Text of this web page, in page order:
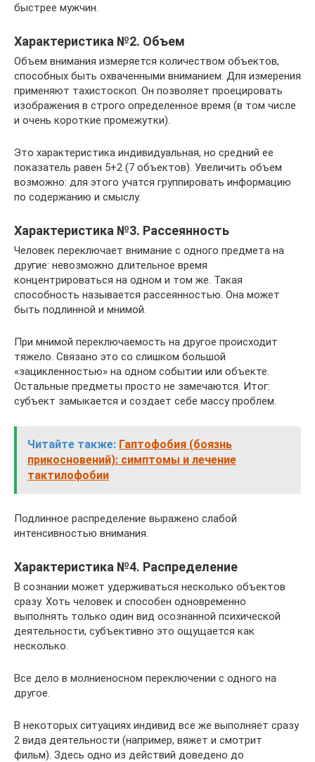
быстрее мужчин.
Характеристика №2. Объем
Объем внимания измеряется количеством объектов,
способных быть охваченными вниманием. Для измерения
применяют тахистоскоп. Он позволяет проецировать
изображения в строго определенное время (в том числе
и очень короткие промежутки).
Это характеристика индивидуальная, но средний ее
показатель равен 5+2 (7 объектов). Увеличить объем
возможно: для этого учатся группировать информацию
по содержанию и смыслу.
Характеристика №3. Рассеянность
Человек переключает внимание с одного предмета на
другие: невозможно длительное время
концентрироваться на одном и том же. Такая
способность называется рассеянностью. Она может
быть подлинной и мнимой.
При мнимой переключаемость на другое происходит
тяжело. Связано это со слишком большой
«зацикленностью» на одном событии или объекте.
Остальные предметы просто не замечаются. Итог:
субъект замыкается и создает себе массу проблем.
Читайте также: Гаптофобия (боязнь
прикосновений): симптомы и лечение
тактилофобии
Подлинное распределение выражено слабой
интенсивностью внимания.
Характеристика №4. Распределение
В сознании может удерживаться несколько объектов
сразу. Хоть человек и способен одновременно
выполнять только один вид осознанной психической
деятельности, субъективно это ощущается как
несколько.
Все дело в молниеносном переключении с одного на
другое.
В некоторых ситуациях индивид все же выполняет сразу
2 вида деятельности (например, вяжет и смотрит
фильм). Здесь одно из действий доведено до